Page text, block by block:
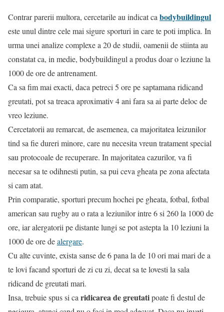
Contrar parerii multora, cercetarile au indicat cabodybuildingul
este unul dintre cele mai sigure sporturi in care te poti implica. In
urma unei analize complexe a 20 de studii, oamenii de stiinta au
constatat ca, in medie, bodybuildingul a produs doar o leziune la
1000 de ore de antrenament.
Ca sa fim mai exacti, daca petreci 5 ore pe saptamana ridicand
greutati, pot sa treaca aproximativ 4 ani fara sa ai parte deloc de
vreo leziune.
Cercetatorii au remarcat, de asemenea, ca majoritatea leizunilor
tind sa fie dureri minore, care nu necesita vreun tratament special
sau protocoale de recuperare. In majoritatea cazurilor, va fi
necesar sa te odihnesti putin, sa pui ceva gheata pe zona afectata
si cam atat.
Prin comparatie, sporturi precum hochei pe gheata, fotbal, fotbal
american sau rugby au o rata a leziunilor intre 6 si 260 la 1000 de
ore, iar alergatorii pe distante lungi se pot astepta la 10 leziuni la
1000 de ore dealergare.
Cu alte cuvinte, exista sanse de 6 pana la de 10 ori mai mari de a
te lovi facand sporturi de zi cu zi, decat sa te lovesti la sala
ridicand de greutati mari.
Insa, trebuie spus si caridicarea de greutatipoate fi destul de